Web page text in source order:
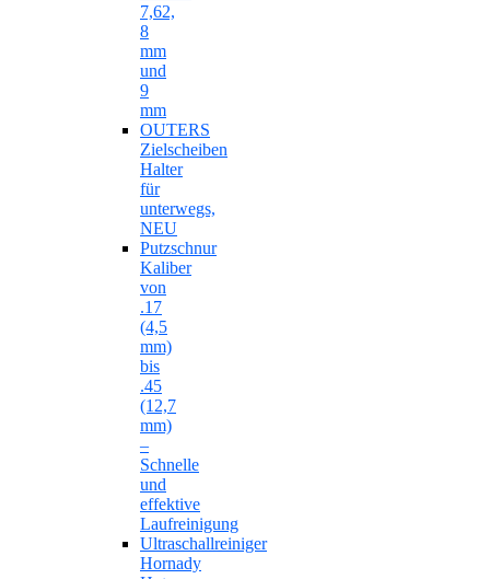
7,62,
8
mm
und
9
mm
OUTERS
Zielscheiben
Halter
für
unterwegs,
NEU
Putzschnur
Kaliber
von
.17
(4,5
mm)
bis
.45
(12,7
mm)
–
Schnelle
und
effektive
Laufreinigung
Ultraschallreiniger
Hornady